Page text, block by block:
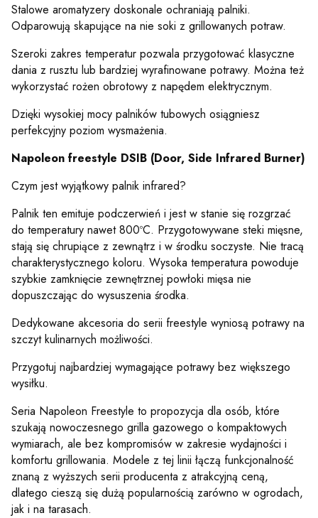
Stalowe aromatyzery doskonale ochraniają palniki.
Odparowują skapujące na nie soki z grillowanych potraw.
Szeroki zakres temperatur pozwala przygotować klasyczne
dania z rusztu lub bardziej wyrafinowane potrawy. Można też
wykorzystać rożen obrotowy z napędem elektrycznym.
Dzięki wysokiej mocy palników tubowych osiągniesz
perfekcyjny poziom wysmażenia.
Napoleon freestyle DSIB (Door, Side Infrared Burner)
Czym jest wyjątkowy palnik infrared?
Palnik ten emituje podczerwień i jest w stanie się rozgrzać
do temperatury nawet 800ºC. Przygotowywane steki mięsne,
stają się chrupiące z zewnątrz i w środku soczyste. Nie tracą
charakterystycznego koloru. Wysoka temperatura powoduje
szybkie zamknięcie zewnętrznej powłoki mięsa nie
dopuszczając do wysuszenia środka.
Dedykowane akcesoria do serii freestyle wyniosą potrawy na
szczyt kulinarnych możliwości.
Przygotuj najbardziej wymagające potrawy bez większego
wysiłku.
Seria Napoleon Freestyle to propozycja dla osób, które
szukają nowoczesnego grilla gazowego o kompaktowych
wymiarach, ale bez kompromisów w zakresie wydajności i
komfortu grillowania. Modele z tej linii łączą funkcjonalność
znaną z wyższych serii producenta z atrakcyjną ceną,
dlatego cieszą się dużą popularnością zarówno w ogrodach,
jak i na tarasach.